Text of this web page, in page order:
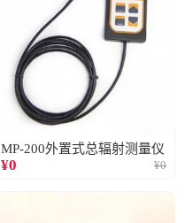
MP-200外置式总辐射测量仪
¥0 ¥0